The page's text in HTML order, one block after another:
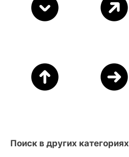
Поиск в других категориях